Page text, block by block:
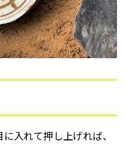
入れて押し上げれば、